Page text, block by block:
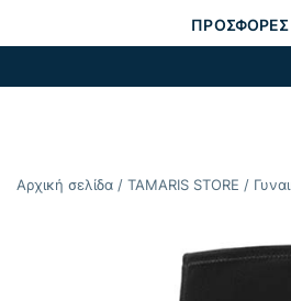
ΠΡΟΣΦΟΡΕΣ
Αρχική σελίδα / TAMARIS STORE /